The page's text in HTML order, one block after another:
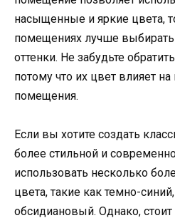
насыщенные и яркие цвета,
помещениях лучше
оттенки. Не забудьте
потому что их цвет влияет
помещения.
Если вы хотите создать
более стильной и
использовать несколько
цвета, такие как темно-
обсидиановый. Однако,